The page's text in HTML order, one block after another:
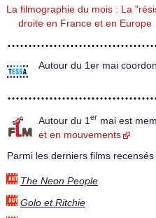
La filmographie du mois : La
droite en France et en Europe
Autour du 1er mai
Autour du 1 er mai est
et en mouvements
Parmi les derniers films recensés
The Neon People
Golo et Ritchie